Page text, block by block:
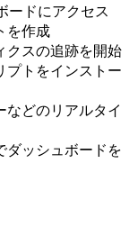
ードにアクセス
を作成
クスの追跡を開始
プトをインストー
どのリアルタイ
ダッシュボードを